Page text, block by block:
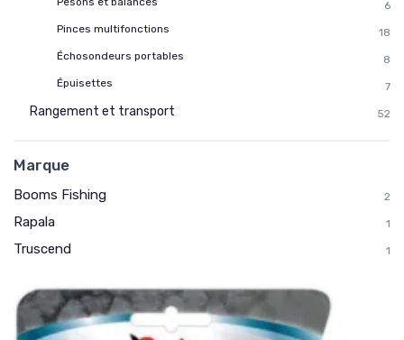
6
Pinces multifonctions
18
Échosondeurs portables
8
Épuisettes
7
Rangement et transport 52
Marque
Booms Fishing 2
Rapala 1
Truscend 1